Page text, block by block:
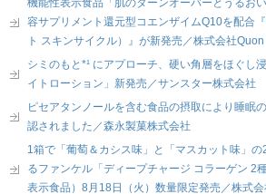
容サプリメント還元型コエンザイムQ10を配合
ト スキンサイクル）』が新発売／株式会社Quon
シミのもと*¹ にアプローチ、硬い角層をほぐし
イトローション」新発売／サンスター株式会社
ピセアタンノールを含む食品の摂取により睡眠
認されました／森永製菓株式会社
1箱で「葡萄＆カシス味」と「マスカット味」
るファンケル「ディープチャージ コラーゲン 2
表示食品）8月18日（火）数量限定発売／株式